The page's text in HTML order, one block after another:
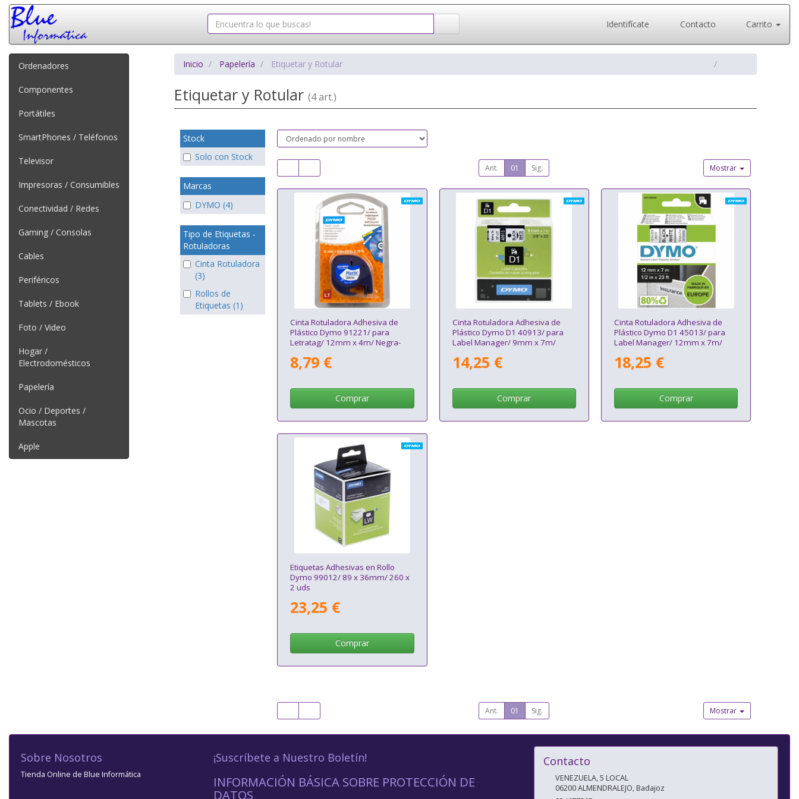
Identifícate Contacto Carrito
Ordenadores
Componentes
Portátiles
SmartPhones / Teléfonos
Televisor
Impresoras / Consumibles
Conectividad / Redes
Gaming / Consolas
Cables
Periféricos
Tablets / Ebook
Foto / Video
Hogar /
Electrodomésticos
Papelería
Ocio / Deportes /
Mascotas
Apple
Inicio Papelería Etiquetar y Rotular
Etiquetar y Rotular (4 art.)
Stock
Solo con Stock
Marcas
DYMO (4)
Tipo de Etiquetas -
Rotuladoras
Cinta Rotuladora
(3)
Rollos de
Etiquetas (1)
Ant. 01 Sig. Mostrar
Cinta Rotuladora Adhesiva de
Plástico Dymo 91221/ para
Letratag/ 12mm x 4m/ Negra-
8,79 €
Comprar
Cinta Rotuladora Adhesiva de
Plástico Dymo D1 40913/ para
Label Manager/ 9mm x 7m/
14,25 €
Comprar
Cinta Rotuladora Adhesiva de
Plástico Dymo D1 45013/ para
Label Manager/ 12mm x 7m/
18,25 €
Comprar
Etiquetas Adhesivas en Rollo
Dymo 99012/ 89 x 36mm/ 260 x
2 uds
23,25 €
Comprar
Ant. 01 Sig. Mostrar
Sobre Nosotros
Tienda Online de Blue Informática
¡Suscríbete a Nuestro Boletín!
INFORMACIÓN BÁSICA SOBRE PROTECCIÓN DE
DATOS
Contacto
VENEZUELA, 5 LOCAL
06200ALMENDRALEJO,Badajoz